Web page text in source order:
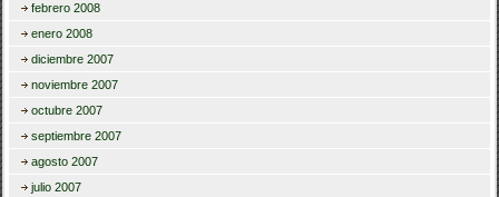
febrero 2008
enero 2008
diciembre 2007
noviembre 2007
octubre 2007
septiembre 2007
agosto 2007
julio 2007